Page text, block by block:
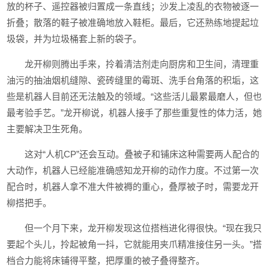
放的杯子、遥控器被归置成一条直线；沙发上凌乱的衣物被逐一
折叠；散落的鞋子被准确地放入鞋柜。最后，它还熟练地提起垃
圾袋，并为垃圾桶套上新的袋子。
龙开柳则腾出手来，拎着清洁剂走向厨房和卫生间，清理重
油污的抽油烟机缝隙、瓷砖缝里的霉斑、洗手台角落的积垢，这
些是机器人目前还无法触及的领域。“这些活儿最累最磨人，但也
最考验手艺。”龙开柳说，机器人接手了那些重复性的体力活，她
主要解决卫生死角。
这对“人机CP”还会互动。叠被子和铺床这种需要两人配合的
大动作，机器人已经能准确感知龙开柳的动作力度。不过第一次
配合时，机器人拿不准大件被褥的重心，叠厚被子时，需要龙开
柳搭把手。
但一个月下来，龙开柳发现这位搭档进化得很快。“现在我只
要起个头儿，拎起被角一抖，它就能用夹爪精准接住另一头。”搭
档合力能将床铺得平整，把厚重的被子叠得整齐。